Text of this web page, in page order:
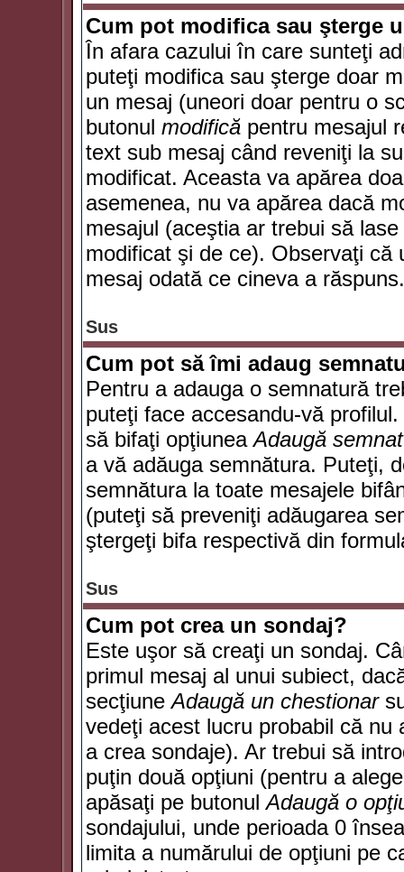
Cum pot modifica sau şterge
În afara cazului în care sunteţi
puteţi modifica sau şterge doar
un mesaj (uneori doar pentru o
butonul modifică pentru mesajul
text sub mesaj când reveniţi la
modificat. Aceasta va apărea
asemenea, nu va apărea dacă
mesajul (aceştia ar trebui să
modificat şi de ce). Observaţi că
mesaj odată ce cineva a răspuns.
Sus
Cum pot să îmi adaug
Pentru a adauga o semnatură
puteţi face accesandu-vă
să bifaţi opţiuneaAdaugă
a vă adăuga semnătura. Puteţi,
semnătura la toate mesajele
(puteţi să preveniţi adăugarea
ştergeţi bifa respectivă din
Sus
Cum pot crea un sondaj?
Este uşor să creaţi un sondaj.
primul mesaj al unui subiect,
secţiuneAdaugă un chestionar
vedeţi acest lucru probabil că nu
a crea sondaje). Ar trebui să
puţin două opţiuni (pentru a
apăsaţi pe butonulAdaugă o
sondajului, unde perioada 0
limita a numărului de opţiuni pe